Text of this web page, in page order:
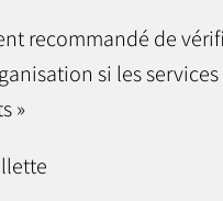
recommandé de
si les
»